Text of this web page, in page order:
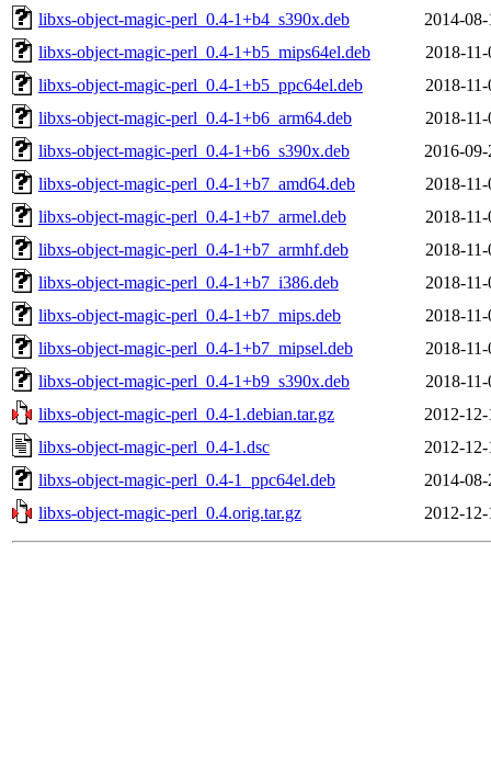
libxs-object-magic-perl_0.4-1+b4_s390x.deb
2014-
libxs-object-magic-perl_0.4-1+b5_mips64el.deb
2018-
libxs-object-magic-perl_0.4-1+b5_ppc64el.deb
2018-
libxs-object-magic-perl_0.4-1+b6_arm64.deb
2018-
libxs-object-magic-perl_0.4-1+b6_s390x.deb
2016-
libxs-object-magic-perl_0.4-1+b7_amd64.deb
2018-
libxs-object-magic-perl_0.4-1+b7_armel.deb
2018-
libxs-object-magic-perl_0.4-1+b7_armhf.deb
2018-
libxs-object-magic-perl_0.4-1+b7_i386.deb
2018-
libxs-object-magic-perl_0.4-1+b7_mips.deb
2018-
libxs-object-magic-perl_0.4-1+b7_mipsel.deb
2018-
libxs-object-magic-perl_0.4-1+b9_s390x.deb
2018-
libxs-object-magic-perl_0.4-1.debian.tar.gz
2012-
libxs-object-magic-perl_0.4-1.dsc
2012-
libxs-object-magic-perl_0.4-1_ppc64el.deb
2014-
libxs-object-magic-perl_0.4.orig.tar.gz
2012-